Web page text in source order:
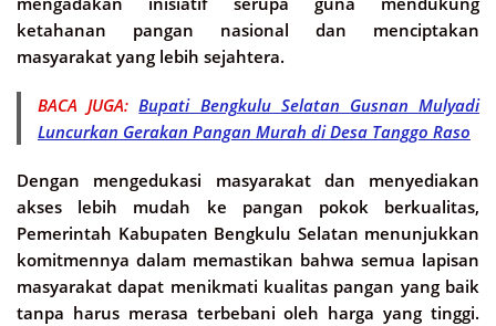
ketahanan pangan nasional dan menciptakan
masyarakat yang lebih sejahtera.
BACA JUGA:Bupati Bengkulu Selatan Gusnan Mulyadi
Luncurkan Gerakan Pangan Murah di Desa Tanggo Raso
Dengan mengedukasi masyarakat dan menyediakan
akses lebih mudah ke pangan pokok berkualitas,
Pemerintah Kabupaten Bengkulu Selatan menunjukkan
komitmennya dalam memastikan bahwa semua lapisan
masyarakat dapat menikmati kualitas pangan yang baik
tanpa harus merasa terbebani oleh harga yang tinggi.